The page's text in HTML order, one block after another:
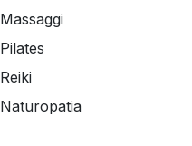
Massaggi
Pilates
Reiki
Naturopatia